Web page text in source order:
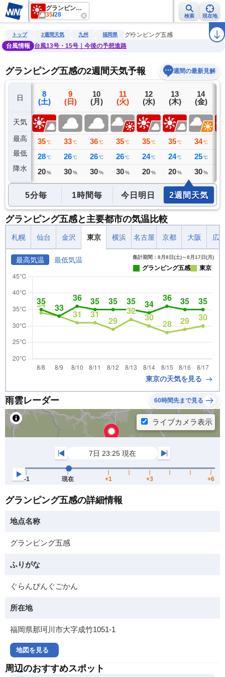
グランピング五感
35/28 検索 現在地
雨雲レーダー 台風情報 地震情報 警報・注意報 ラ
トップ 2週間天気 九州 福岡県
グランピング五感
台風情報
台風13号・15号｜今後の予想進路
グランピング五感の2週間天気予報 週間の最新見解
日
天気
最高
最低
降水
7
(金)
36 ℃
29 ℃
0 ミリ
8
(土)
35 ℃
28 ℃
20 %
9
(日)
33 ℃
26 ℃
30 %
10
(月)
36 ℃
26 ℃
30 %
11
(火)
35 ℃
26 ℃
30 %
12
(水)
35 ℃
24 ℃
20 %
13
(木)
35 ℃
24 ℃
20 %
14
(金)
34 ℃
25 ℃
30 %
5分毎 1時間毎 今日明日 2週間天気
グランピング五感と主要都市の気温比較
札幌 仙台 金沢 東京 横浜 名古屋 京都 大阪 広
最高気温 最低気温 集計期間：8月8日(土)～8月17日(月)
グランピング五感 東京
東京の天気を見る
雨雲レーダー 60時間先まで見る
グランピング五感の詳細情報
地点名称
グランピング五感
ふりがな
ぐらんぴんぐごかん
所在地
福岡県那珂川市大字成竹1051-1
地図を見る
周辺のおすすめスポット